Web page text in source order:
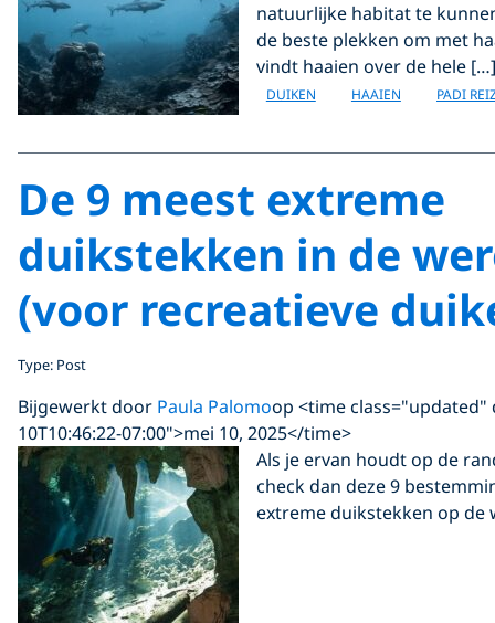
natuurlijke habitat te
de beste plekken om met
vindt haaien over de hele […]
DUIKEN HAAIEN PADI
De 9 meest extreme
duikstekken in de
(voor recreatieve
Type: Post
Bijgewerkt door Paula Palomoop <time class="updated"
10T10:46:22-07:00">mei 10, 2025</time>
Als je ervan houdt op de
check dan deze 9
extreme duikstekken op de